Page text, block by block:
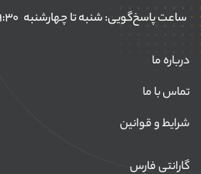
ساعت پاسخ‌گویی: شنبه تا چهارشنبه
درباره ما
تماس با ما
شرایط و قوانین
گارانتی فارِس